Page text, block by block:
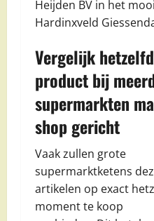
Heijden BV in het
Hardinxveld
Vergelijk
product bij
supermarkten
shop gericht
Vaak zullen grote
supermarktketens
artikelen op exact
moment te koop